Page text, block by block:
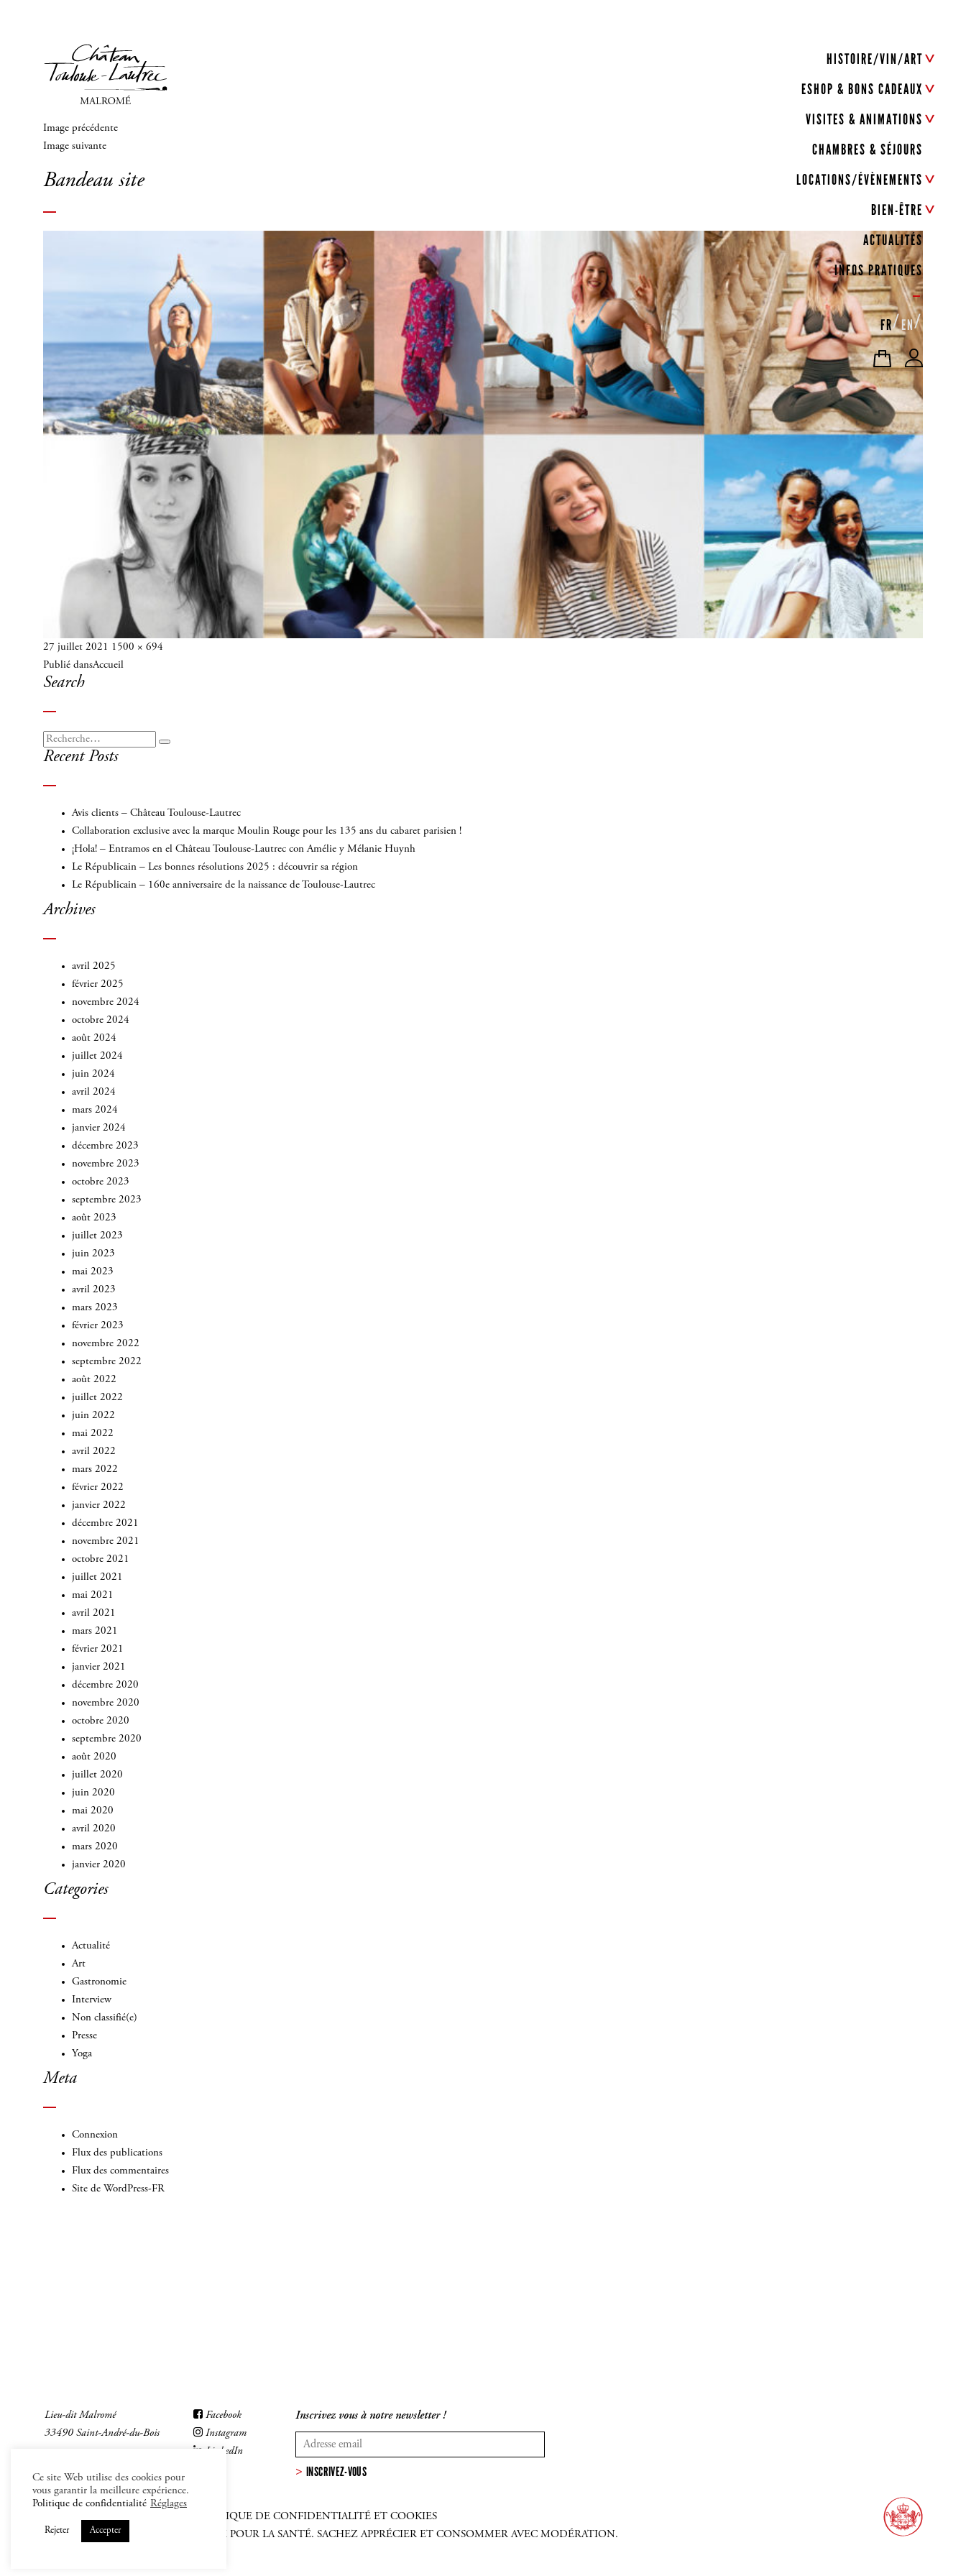
HISTOIRE/VIN/ART
ESHOP & BONS CADEAUX
VISITES & ANIMATIONS
CHAMBRES & SÉJOURS
LOCATIONS/ÉVÈNEMENTS
BIEN-ÊTRE
ACTUALITÉS
INFOS PRATIQUES
FR EN
Image précédente
Image suivante
Bandeau site
Publié
le
27 juillet 2021 Taille
réelle
1500 × 694
Navigation
de
Publié dansAccueil
Search
Recherche
pour
Recherche
Recent Posts
Avis clients – Château Toulouse-Lautrec
Collaboration exclusive avec la marque Moulin Rouge pour les 135 ans du cabaret parisien !
¡Hola! – Entramos en el Château Toulouse-Lautrec con Amélie y Mélanie Huynh
Le Républicain – Les bonnes résolutions 2025 : découvrir sa région
Le Républicain – 160e anniversaire de la naissance de Toulouse-Lautrec
Archives
avril 2025
février 2025
novembre 2024
octobre 2024
août 2024
juillet 2024
juin 2024
avril 2024
mars 2024
janvier 2024
décembre 2023
novembre 2023
octobre 2023
septembre 2023
août 2023
juillet 2023
juin 2023
mai 2023
avril 2023
mars 2023
février 2023
novembre 2022
septembre 2022
août 2022
juillet 2022
juin 2022
mai 2022
avril 2022
mars 2022
février 2022
janvier 2022
décembre 2021
novembre 2021
octobre 2021
juillet 2021
mai 2021
avril 2021
mars 2021
février 2021
janvier 2021
décembre 2020
novembre 2020
octobre 2020
septembre 2020
août 2020
juillet 2020
juin 2020
mai 2020
avril 2020
mars 2020
janvier 2020
Categories
Actualité
Art
Gastronomie
Interview
Non classifié(e)
Presse
Yoga
Meta
Connexion
Flux des publications
Flux des commentaires
Site de WordPress-FR
Lieu-dit Malromé
33490 Saint-André-du-Bois
Facebook
Instagram
LinkedIn
Inscrivez vous à notre newsletter !
INSCRIVEZ-VOUS
POLITIQUE DE CONFIDENTIALITÉ ET COOKIES
L'ABUS D'ALCOOL EST DANGEREUX POUR LA SANTÉ. SACHEZ APPRÉCIER ET CONSOMMER AVEC MODÉRATION.
Ce site Web utilise des cookies pour
vous garantir la meilleure expérience.
Politique de confidentialité Réglages
Rejeter Accepter